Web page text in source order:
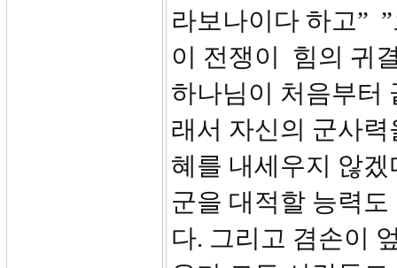
라보나이다 하고”
이 전쟁이 힘의 귀
하나님이 처음부터
래서 자신의 군사
혜를 내세우지 않
군을 대적할 능력
다. 그리고 겸손이